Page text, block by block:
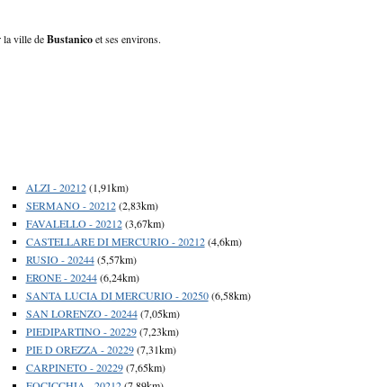
la ville deBustanicoet ses environs.
ALZI - 20212(1,91km)
SERMANO - 20212(2,83km)
FAVALELLO - 20212(3,67km)
CASTELLARE DI MERCURIO - 20212(4,6km)
RUSIO - 20244(5,57km)
ERONE - 20244(6,24km)
SANTA LUCIA DI MERCURIO - 20250(6,58km)
SAN LORENZO - 20244(7,05km)
PIEDIPARTINO - 20229(7,23km)
PIE D OREZZA - 20229(7,31km)
CARPINETO - 20229(7,65km)